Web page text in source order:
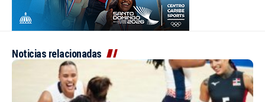
Noticias relacionadas